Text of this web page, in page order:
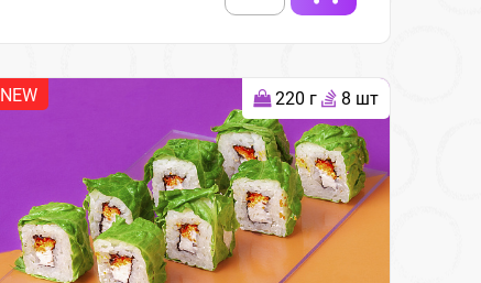
NEW 220 г 8 шт